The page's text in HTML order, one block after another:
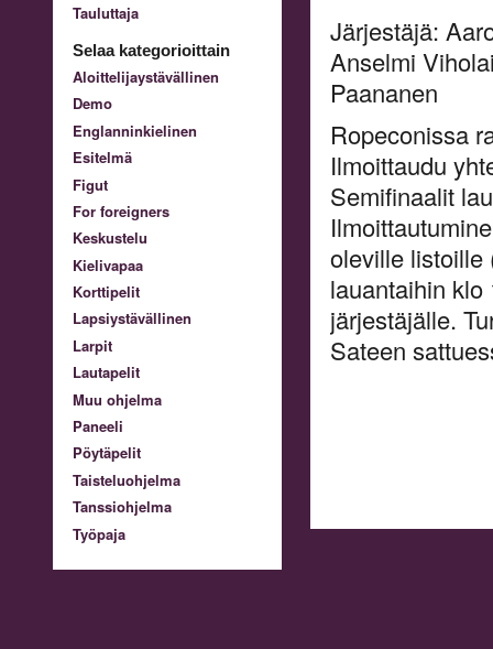
Tauluttaja
Selaa kategorioittain
Aloittelijaystävällinen
Demo
Englanninkielinen
Esitelmä
Figut
For foreigners
Keskustelu
Kielivapaa
Korttipelit
Lapsiystävällinen
Larpit
Lautapelit
Muu ohjelma
Paneeli
Pöytäpelit
Taisteluohjelma
Tanssiohjelma
Työpaja
Järjestäjä:
Anselmi
Paananen
Ropeconissa
Ilmoittaudu
Semifinaalit
oleville listoille
lauantaihin
järjestäjälle.
Sateen